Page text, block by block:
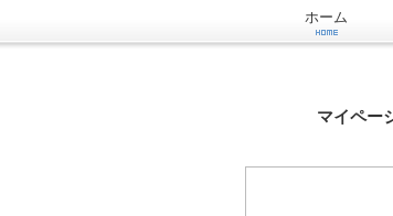
ホーム
マイペー